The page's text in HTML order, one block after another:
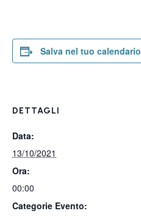
Salva nel tuo calendario
DETTAGLI
Data:
13/10/2021
Ora:
00:00
Categorie Evento: